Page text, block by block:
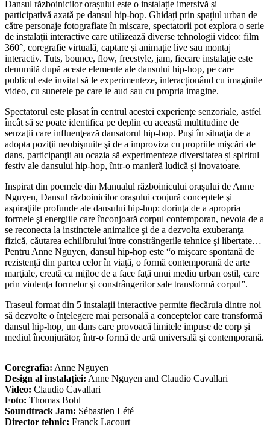
Dansul războinicilor orașului este o instalație imersivă și
participativă axată pe dansul hip-hop. Ghidați prin spațiul urban de
către personaje fotografiate în mișcare, spectatorii pot explora o serie
de instalații interactive care utilizează diverse tehnologii video: film
360°, coregrafie virtuală, captare și animație live sau montaj
interactiv. Tuts, bounce, flow, freestyle, jam, fiecare instalație este
denumită după aceste elemente ale dansului hip-hop, pe care
publicul este invitat să le experimenteze, interacționând cu imaginile
video, cu sunetele pe care le aud sau cu propria imagine.
Spectatorul este plasat în centrul acestei experiențe senzoriale, astfel
încât să se poate identifica pe deplin cu această multitudine de
senzaţii care influenţează dansatorul hip-hop. Puşi în situaţia de a
adopta poziţii neobişnuite şi de a improviza cu propriile mişcări de
dans, participanţii au ocazia să experimenteze diversitatea și spiritul
festiv ale dansului hip-hop, într-o manieră ludică și inovatoare.
Inspirat din poemele din Manualul războinicului orașului de Anne
Nguyen, Dansul războinicilor oraşului conjură conceptele şi
aspiraţiile profunde ale dansului hip-hop: dorinţa de a apropria
formele şi energiile care înconjoară corpul contemporan, nevoia de a
se reconecta la instinctele animalice şi de a dezvolta exuberanţa
fizică, căutarea echilibrului între constrângerile tehnice şi libertate…
Pentru Anne Nguyen, dansul hip-hop este “o mişcare spontană de
rezistenţă din partea celor în viaţă, o formă contemporană de arte
marţiale, creată ca mijloc de a face faţă unui mediu urban ostil, care
prin violenţa formelor şi constrângerilor sale transformă corpul”.
Traseul format din 5 instalaţii interactive permite fiecăruia dintre noi
să dezvolte o înţelegere mai personală a conceptelor care transformă
dansul hip-hop, un dans care provoacă limitele impuse de corp şi
mediul înconjurător, într-o formă de artă universală şi contemporană.
Coregrafia: Anne Nguyen
Design al instalației: Anne Nguyen and Claudio Cavallari
Video: Claudio Cavallari
Foto: Thomas Bohl
Soundtrack Jam: Sébastien Lété
Director tehnic: Franck Lacourt